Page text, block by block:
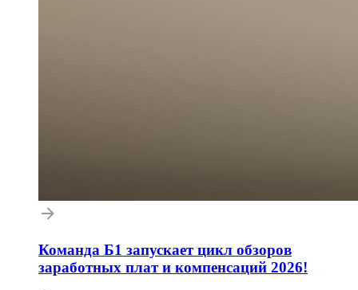
Команда Б1 запускает цикл обзоров
заработных плат и компенсаций 2026!